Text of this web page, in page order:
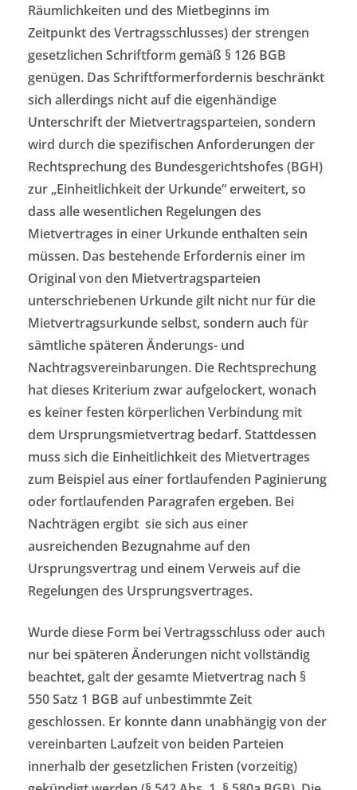
Räumlichkeiten und des Mietbeginns im
Zeitpunkt des Vertragsschlusses) der strengen
gesetzlichen Schriftform gemäß § 126 BGB
genügen. Das Schriftformerfordernis beschränkt
sich allerdings nicht auf die eigenhändige
Unterschrift der Mietvertragsparteien, sondern
wird durch die spezifischen Anforderungen der
Rechtsprechung des Bundesgerichtshofes (BGH)
zur „Einheitlichkeit der Urkunde“ erweitert, so
dass alle wesentlichen Regelungen des
Mietvertrages in einer Urkunde enthalten sein
müssen. Das bestehende Erfordernis einer im
Original von den Mietvertragsparteien
unterschriebenen Urkunde gilt nicht nur für die
Mietvertragsurkunde selbst, sondern auch für
sämtliche späteren Änderungs- und
Nachtragsvereinbarungen. Die Rechtsprechung
hat dieses Kriterium zwar aufgelockert, wonach
es keiner festen körperlichen Verbindung mit
dem Ursprungsmietvertrag bedarf. Stattdessen
muss sich die Einheitlichkeit des Mietvertrages
zum Beispiel aus einer fortlaufenden Paginierung
oder fortlaufenden Paragrafen ergeben. Bei
Nachträgen ergibt sie sich aus einer
ausreichenden Bezugnahme auf den
Ursprungsvertrag und einem Verweis auf die
Regelungen des Ursprungsvertrages.
Wurde diese Form bei Vertragsschluss oder auch
nur bei späteren Änderungen nicht vollständig
beachtet, galt der gesamte Mietvertrag nach §
550 Satz 1 BGB auf unbestimmte Zeit
geschlossen. Er konnte dann unabhängig von der
vereinbarten Laufzeit von beiden Parteien
innerhalb der gesetzlichen Fristen (vorzeitig)